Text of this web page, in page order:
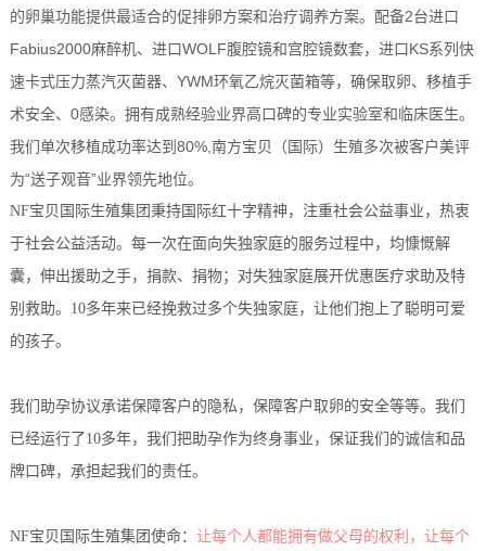
的卵巢功能提供最适合的促排卵方案和治疗调养方案。配备2台进口
Fabius2000麻醉机、进口WOLF腹腔镜和宫腔镜数套，进口KS系列快
速卡式压力蒸汽灭菌器、YWM环氧乙烷灭菌箱等，确保取卵、移植手
术安全、0感染。拥有成熟经验业界高口碑的专业实验室和临床医生。
我们单次移植成功率达到80%,南方宝贝（国际）生殖多次被客户美评
为“送子观音”业界领先地位。
NF宝贝国际生殖集团秉持国际红十字精神，注重社会公益事业，热衷
于社会公益活动。每一次在面向失独家庭的服务过程中，均慷慨解
囊，伸出援助之手，捐款、捐物；对失独家庭展开优惠医疗求助及特
别救助。10多年来已经挽救过多个失独家庭，让他们抱上了聪明可爱
的孩子。
我们助孕协议承诺保障客户的隐私，保障客户取卵的安全等等。我们
已经运行了10多年，我们把助孕作为终身事业，保证我们的诚信和品
牌口碑，承担起我们的责任。
NF宝贝国际生殖集团使命： 让每个人都能拥有做父母的权利，让每个